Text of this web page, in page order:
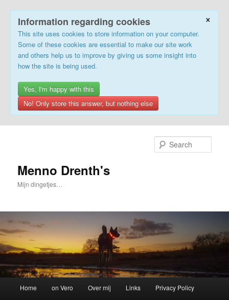
×
Information regarding cookies
This site uses cookies to store information on your computer.
Some of these cookies are essential to make our site work
and others help us to improve by giving us some insight into
how the site is being used.
Yes, I'm happy with this
No! Only store this answer, but nothing else
Menno Drenth's
Mijn dingetjes…
Home on Vero Over mij Links Privacy Policy